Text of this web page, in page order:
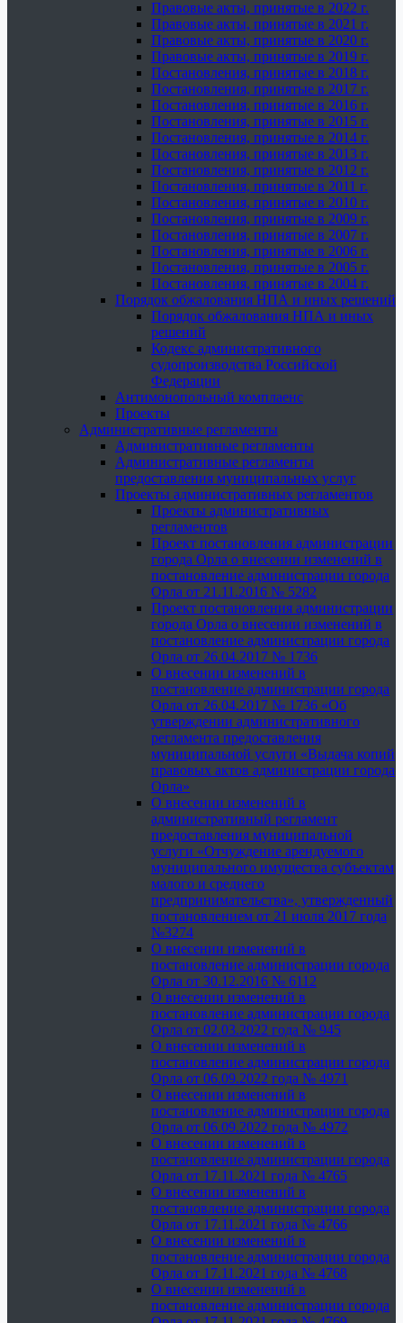
Правовые акты, принятые в 2022 г.
Правовые акты, принятые в 2021 г.
Правовые акты, принятые в 2020 г.
Правовые акты, принятые в 2019 г.
Постановления, принятые в 2018 г.
Постановления, принятые в 2017 г.
Постановления, принятые в 2016 г.
Постановления, принятые в 2015 г.
Постановления, принятые в 2014 г.
Постановления, принятые в 2013 г.
Постановления, принятые в 2012 г.
Постановления, принятые в 2011 г.
Постановления, принятые в 2010 г.
Постановления, принятые в 2009 г.
Постановления, принятые в 2007 г.
Постановления, принятые в 2006 г.
Постановления, принятые в 2005 г.
Постановления, принятые в 2004 г.
Порядок обжалования НПА и иных решений
Порядок обжалования НПА и иных
решений
Кодекс административного
судопроизводства Российской
Федерации
Антимонопольный комплаенс
Проекты
Административные регламенты
Административные регламенты
Административные регламенты
предоставления муниципальных услуг
Проекты административных регламентов
Проекты административных
регламентов
Проект постановления администрации
города Орла о внесении изменений в
постановление администрации города
Орла от 21.11.2016 № 5282
Проект постановления администрации
города Орла о внесении изменений в
постановление администрации города
Орла от 26.04.2017 № 1736
О внесении изменений в
постановление администрации города
Орла от 26.04.2017 № 1736 «Об
утверждении административного
регламента предоставления
муниципальной услуги «Выдача копий
правовых актов администрации города
Орла»
О внесении изменений в
административный регламент
предоставления муниципальной
услуги «Отчуждение арендуемого
муниципального имущества субъектам
малого и среднего
предпринимательства», утвержденный
постановлением от 21 июля 2017 года
№3274
О внесении изменений в
постановление администрации города
Орла от 30.12.2016 № 6112
О внесении изменений в
постановление администрации города
Орла от 02.03.2022 года № 945
О внесении изменений в
постановление администрации города
Орла от 06.09.2022 года № 4971
О внесении изменений в
постановление администрации города
Орла от 06.09.2022 года № 4972
О внесении изменений в
постановление администрации города
Орла от 17.11.2021 года № 4765
О внесении изменений в
постановление администрации города
Орла от 17.11.2021 года № 4766
О внесении изменений в
постановление администрации города
Орла от 17.11.2021 года № 4768
О внесении изменений в
постановление администрации города